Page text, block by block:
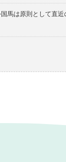
馬は原則として直近